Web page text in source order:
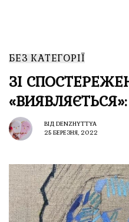
БЕЗ КАТЕГОРІЇ
ЗІ
«ВИЯВЛЯЄТЬСЯ»:
ВІД DENZHYTTYA
25 БЕРЕЗНЯ, 2022